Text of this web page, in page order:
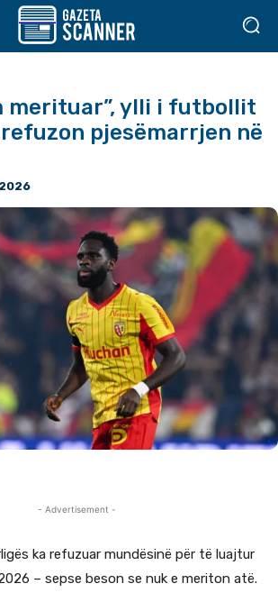
merituar”, ylli i futbollit
pjesëmarrjen në
- Advertisement -
ka refuzuar mundësinë për të luajtur
– sepse beson se nuk e meriton atë.